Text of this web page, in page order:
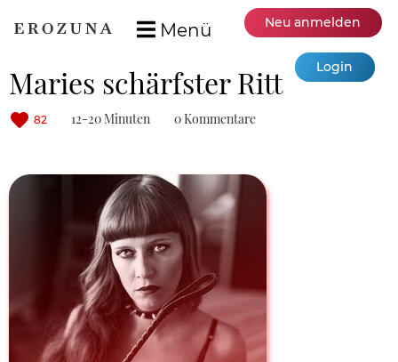
Menü Neu anmelden
Login
Maries schärfster Ritt
82 12-20 Minuten 0 Kommentare